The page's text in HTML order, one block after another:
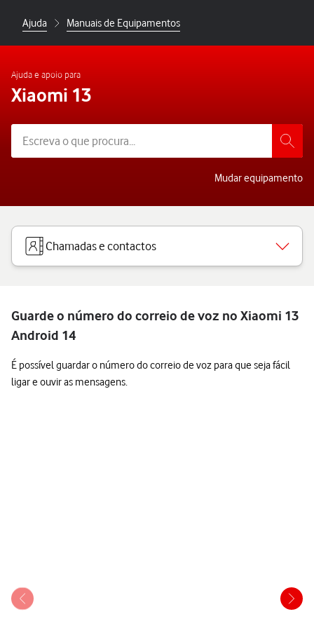
Ajuda Manuais de Equipamentos
Ajuda e apoio para
Xiaomi 13
Mudar equipamento
Chamadas e contactos
Guarde o número do correio de voz no Xiaomi 13
Android 14
É possível guardar o número do correio de voz para que seja fácil
ligar e ouvir as mensagens.